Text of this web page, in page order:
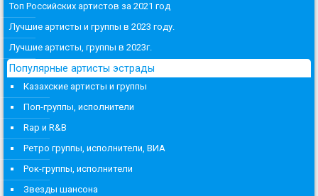
Топ Российских артистов за 2021 год
Лучшие артисты и группы в 2023 году.
Лучшие артисты, группы в 2023г.
Популярные артисты эстрады
Казахские артисты и группы
Поп-группы, исполнители
Rap и R&B
Ретро группы, исполнители, ВИА
Рок-группы, исполнители
Звезды шансона